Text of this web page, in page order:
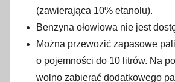
(zawierająca 10% etanolu).
Benzyna ołowiowa nie jest
Można przewozić zapasowe
o pojemności do 10 litrów. Na
wolno zabierać dodatkowego